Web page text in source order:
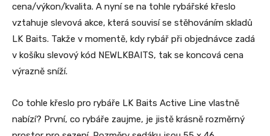
cena/výkon/kvalita. A nyní se na tohle rybářské křeslo
vztahuje slevová akce, která souvisí se stěhováním skladů
LK Baits. Takže v momentě, kdy rybář při objednávce zadá
v košíku slevový kód NEWLKBAITS, tak se koncová cena
výrazně sníží.
Co tohle křeslo pro rybáře LK Baits Active Line vlastně
nabízí? První, co rybáře zaujme, je jistě krásně rozměrný